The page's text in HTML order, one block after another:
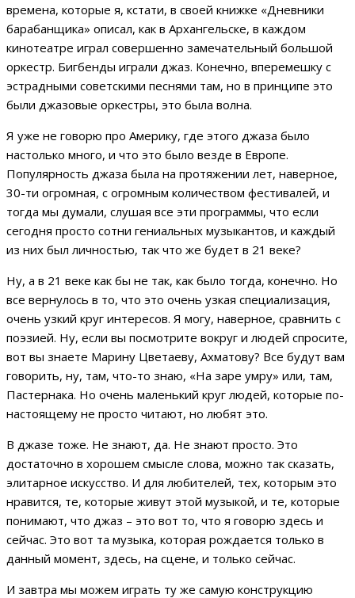
времена, которые я, кстати, в своей книжке «Дневники
барабанщика» описал, как в Архангельске, в каждом
кинотеатре играл совершенно замечательный большой
оркестр. Бигбенды играли джаз. Конечно, вперемешку с
эстрадными советскими песнями там, но в принципе это
были джазовые оркестры, это была волна.
Я уже не говорю про Америку, где этого джаза было
настолько много, и что это было везде в Европе.
Популярность джаза была на протяжении лет, наверное,
30-ти огромная, с огромным количеством фестивалей, и
тогда мы думали, слушая все эти программы, что если
сегодня просто сотни гениальных музыкантов, и каждый
из них был личностью, так что же будет в 21 веке?
Ну, а в 21 веке как бы не так, как было тогда, конечно. Но
все вернулось в то, что это очень узкая специализация,
очень узкий круг интересов. Я могу, наверное, сравнить с
поэзией. Ну, если вы посмотрите вокруг и людей спросите,
вот вы знаете Марину Цветаеву, Ахматову? Все будут вам
говорить, ну, там, что-то знаю, «На заре умру» или, там,
Пастернака. Но очень маленький круг людей, которые по-
настоящему не просто читают, но любят это.
В джазе тоже. Не знают, да. Не знают просто. Это
достаточно в хорошем смысле слова, можно так сказать,
элитарное искусство. И для любителей, тех, которым это
нравится, те, которые живут этой музыкой, и те, которые
понимают, что джаз – это вот то, что я говорю здесь и
сейчас. Это вот та музыка, которая рождается только в
данный момент, здесь, на сцене, и только сейчас.
И завтра мы можем играть ту же самую конструкцию